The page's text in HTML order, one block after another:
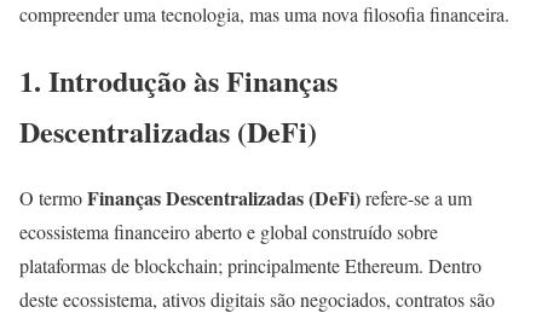
compreender uma tecnologia, mas uma nova filosofia financeira.
1. Introdução às Finanças
Descentralizadas (DeFi)
O termoFinanças Descentralizadas (DeFi)refere-se a um
ecossistema financeiro aberto e global construído sobre
plataformas de blockchain; principalmente Ethereum. Dentro
deste ecossistema, ativos digitais são negociados, contratos são